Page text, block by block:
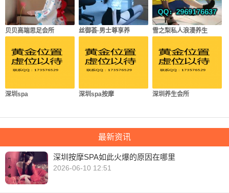
贝贝高端思足会所 丝御荟·男士尊享养 雪之梨私人浪漫养生
深圳spa 深圳spa按摩 深圳养生会所
最新资讯
深圳按摩SPA如此火爆的原因在哪里
2026-06-10 12:51